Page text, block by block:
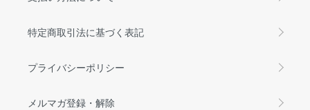
特定商取引法に基づく表記
プライバシーポリシー
メルマガ登録・解除